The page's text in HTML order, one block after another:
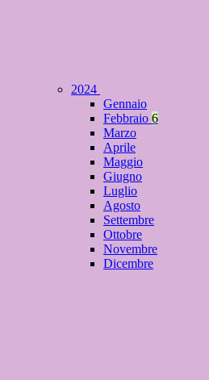
2024
Gennaio
Febbraio 6
Marzo
Aprile
Maggio
Giugno
Luglio
Agosto
Settembre
Ottobre
Novembre
Dicembre